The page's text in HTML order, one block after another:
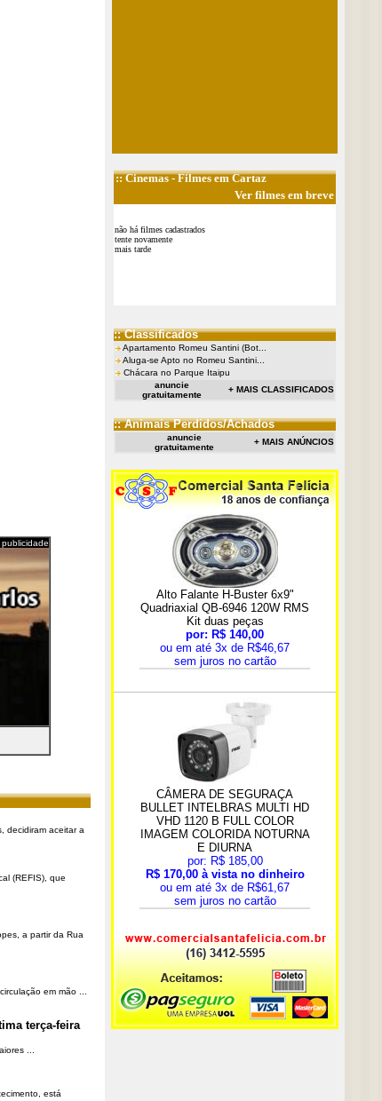
publicidade
decidiram aceitar a
(REFIS), que
a partir da Rua
em mão ...
terça-feira
...
está
::Cinemas- Filmes em Cartaz
Ver filmes em breve
não há filmes cadastrados
tente novamente
mais tarde
:: Classificados
Apartamento Romeu Santini (Bot...
Aluga-se Apto no Romeu Santini...
Chácara no Parque Itaipu
anuncie
gratuitamente
+ MAIS CLASSIFICADOS
:: Animais Perdidos/Achados
anuncie
gratuitamente
+ MAIS ANÚNCIOS